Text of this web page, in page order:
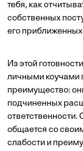
тебя, как
собственных
его
Из этой
личными коучами
преимущество:
подчиненных
общается со
слабости и